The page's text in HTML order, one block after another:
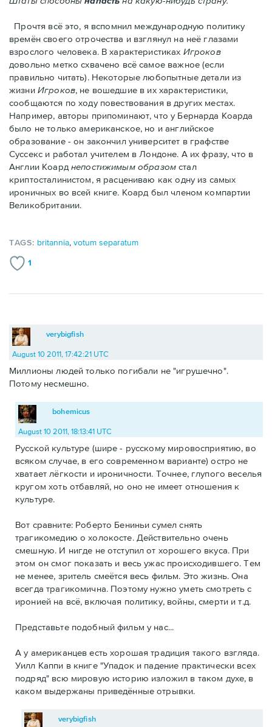
Прочтя всё это, я вспомнил международную политику
времён своего отрочества и взглянул на неё глазами
взрослого человека. В характеристиках Игроков
довольно метко схвачено всё самое важное (если
правильно читать). Некоторые любопытные детали из
жизни Игроков, не вошедшие в их характеристики,
сообщаются по ходу повествования в других местах.
Например, авторы припоминают, что у Бернарда Коарда
было не только американское, но и английское
образование - он закончил университет в графстве
Суссекс и работал учителем в Лондоне. А их фразу, что в
Англии Коард непостижимым образомстал
криптосталинистом, я расцениваю как одну из самых
ироничных во всей книге. Коард был членом компартии
Великобритании.
TAGS: britannia,votum separatum
1
verybigfish
August 10 2011, 17:42:21 UTC
Миллионы людей только погибали не "игрушечно".
Потому несмешно.
bohemicus
August 10 2011, 18:13:41 UTC
Русской культуре (шире - русскому мировосприятию, во
всяком случае, в его современном варианте) остро не
хватает лёгкости и ироничности. Точнее, глупого веселья
кругом хоть отбавляй, но оно не имеет отношения к
культуре.
Вот сравните: Роберто Бениньи сумел снять
трагикомедию о холокосте. Действительно очень
смешную. И нигде не отступил от хорошего вкуса. При
этом он смог показать и весь ужас происходившего. Тем
не менее, зритель смеётся весь фильм. Это жизнь. Она
всегда трагикомична. Поэтому нужно уметь смотреть с
иронией на всё, включая политику, войны, смерти и т.д.
Представьте подобный фильм у нас...
А у американцев есть хорошая традиция такого взгляда.
Уилл Каппи в книге "Упадок и падение практически всех
подряд" всю мировую историю изложил в таком духе, в
каком выдержаны приведённые отрывки.
verybigfish